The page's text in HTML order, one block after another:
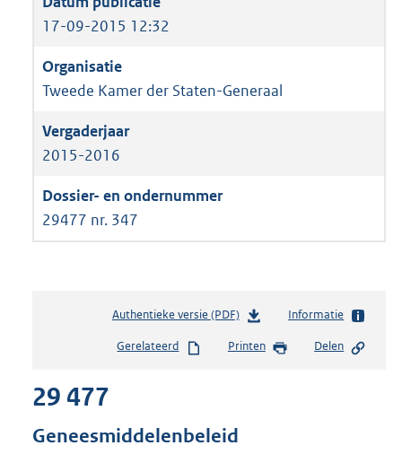
17-09-2015 12:32
Tweede Kamer der Staten-Generaal
2015-2016
29477 nr. 347
Authentieke versie (PDF)b
s
Informatie
Gerelateerd Printen Delen
29 477
Geneesmiddelenbeleid